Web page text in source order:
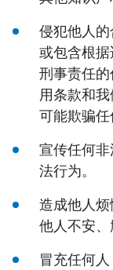
侵犯他人的
或包含根
刑事责任
用条款和我
可能欺骗任
宣传任何
法行为。
造成他人
他人不安、
冒充任何